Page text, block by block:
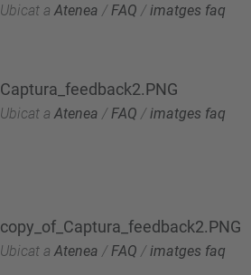
Ubicat a Atenea / FAQ /imatges faq
Captura_feedback2.PNG
Ubicat a Atenea /FAQ /imatges faq
copy_of_Captura_feedback2.PNG
Ubicat a Atenea / FAQ /imatges faq